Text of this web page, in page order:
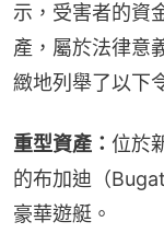
示，受害者的資
產，屬於法律意
緻地列舉了以下
重型資產： 位於
的布加迪（
豪華遊艇。